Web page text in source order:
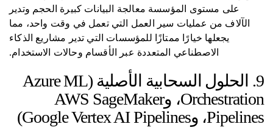
على مستوى المؤسسة معالجة البيانات كبيرة الحجم وتدير
الآلاف من عمليات سير العمل التي تعمل في وقت واحد، مما
يجعلها خيارًا ممتازًا للمؤسسات التي تدير مشاريع الذكاء
الاصطناعي المتعددة عبر الأقسام وحالات الاستخدام.
9. الحلول السحابية الأصلية (Azure ML
Orchestration، وAWS SageMaker
Pipelines، وGoogle Vertex AI Pipelines)